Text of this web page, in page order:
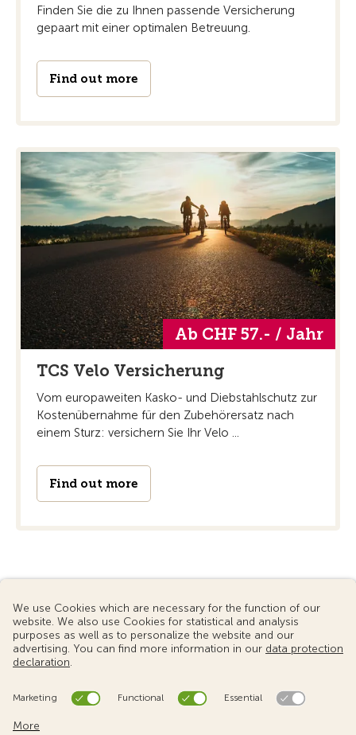
Finden Sie die zu Ihnen passende Versicherung
gepaart mit einer optimalen Betreuung.
Find out more
Ab CHF 57.- / Jahr
TCS Velo Versicherung
Vom europaweiten Kasko- und Diebstahlschutz zur
Kostenübernahme für den Zubehörersatz nach
einem Sturz: versichern Sie Ihr Velo ...
Find out more
Terms of use